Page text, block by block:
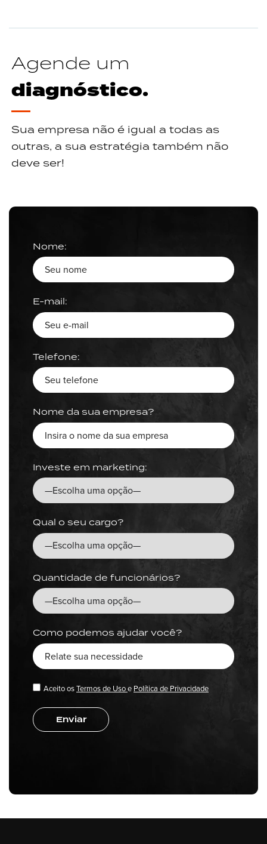
Agende um
diagnóstico.
Sua empresa não é igual a todas as
outras, a sua estratégia também não
deve ser!
Nome:
E-mail:
Telefone:
Nome da sua empresa?
Investe em marketing:
Qual o seu cargo?
Quantidade de funcionários?
Como podemos ajudar você?
Aceito osTermos de Usoe Política de Privacidade
Enviar